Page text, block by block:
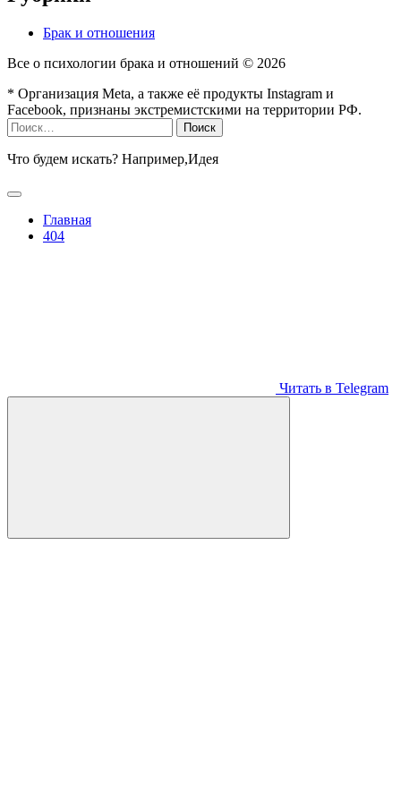
Брак и отношения
Все о психологии брака и отношений © 2026
* Организация Meta, а также её продукты Instagram и
Facebook, признаны экстремистскими на территории РФ.
Найти:
Что будем искать? Например,Идея
Главная
404
Читать в Telegram